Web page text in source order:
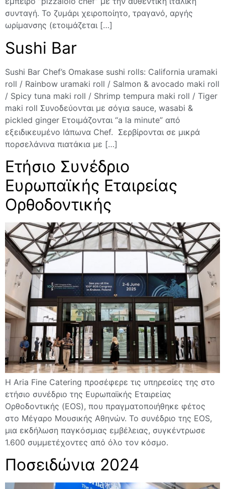
συνταγή. Το ζυμάρι χειροποίητο, τραγανό, αργής
ωρίμανσης (ετοιμάζεται […]
Sushi Bar
Sushi Bar Chef’s Omakase sushi rolls: California uramaki
roll / Rainbow uramaki roll / Salmon & avocado maki roll
/ Spicy tuna maki roll / Shrimp tempura maki roll / Tiger
maki roll Συνοδεύονται με σόγια sauce, wasabi &
pickled ginger Eτοιμάζονται “a la minute” από
εξειδικευμένο Ιάπωνα Chef. Σερβίρονται σε μικρά
πορσελάνινα πιατάκια με […]
Ετήσιο Συνέδριο
Ευρωπαϊκής Εταιρείας
Ορθοδοντικής
Η Aria Fine Catering προσέφερε τις υπηρεσίες της στο
ετήσιο συνέδριο της Ευρωπαϊκής Εταιρείας
Ορθοδοντικής (EOS), που πραγματοποιήθηκε φέτος
στο Μέγαρο Μουσικής Αθηνών. Το συνέδριο της EOS,
μια εκδήλωση παγκόσμιας εμβέλειας, συγκέντρωσε
1.600 συμμετέχοντες από όλο τον κόσμο.
Ποσειδώνια 2024